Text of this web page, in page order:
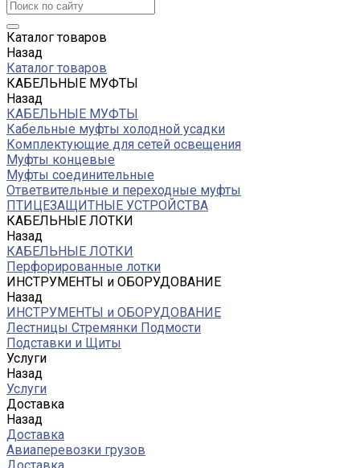
Каталог товаров
Назад
Каталог товаров
КАБЕЛЬНЫЕ МУФТЫ
Назад
КАБЕЛЬНЫЕ МУФТЫ
Кабельные муфты холодной усадки
Комплектующие для сетей освещения
Муфты концевые
Муфты соединительные
Ответвительные и переходные муфты
ПТИЦЕЗАЩИТНЫЕ УСТРОЙСТВА
КАБЕЛЬНЫЕ ЛОТКИ
Назад
КАБЕЛЬНЫЕ ЛОТКИ
Перфорированные лотки
ИНСТРУМЕНТЫ и ОБОРУДОВАНИЕ
Назад
ИНСТРУМЕНТЫ и ОБОРУДОВАНИЕ
Лестницы Стремянки Подмости
Подставки и Щиты
Услуги
Назад
Услуги
Доставка
Назад
Доставка
Авиаперевозки грузов